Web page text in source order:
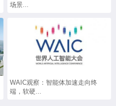
场景...
WAIC观察：智能体加速走向终
端，软硬...